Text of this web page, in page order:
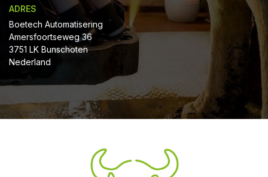
ADRES
Boetech Automatisering
Amersfoortseweg 36
3751 LK Bunschoten
Nederland